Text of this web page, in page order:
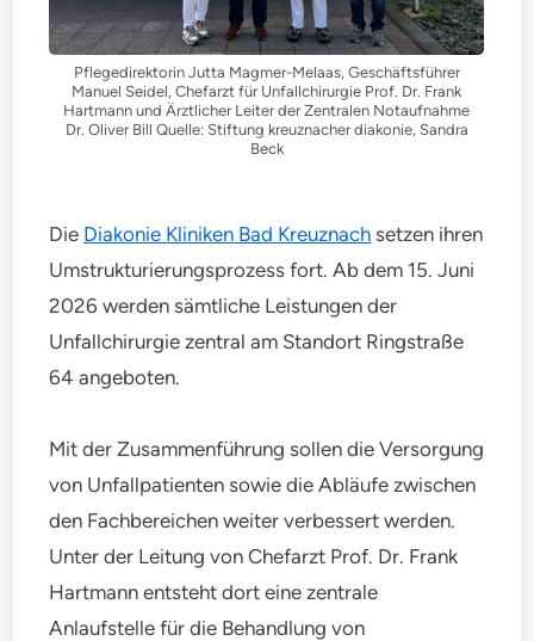
Pflegedirektorin Jutta Magmer-Melaas, Geschäftsführer
Manuel Seidel, Chefarzt für Unfallchirurgie Prof. Dr. Frank
Hartmann und Ärztlicher Leiter der Zentralen Notaufnahme
Dr. Oliver Bill Quelle: Stiftung kreuznacher diakonie, Sandra
Beck
Die Diakonie Kliniken Bad Kreuznach setzen ihren
Umstrukturierungsprozess fort. Ab dem 15. Juni
2026 werden sämtliche Leistungen der
Unfallchirurgie zentral am Standort Ringstraße
64 angeboten.
Mit der Zusammenführung sollen die Versorgung
von Unfallpatienten sowie die Abläufe zwischen
den Fachbereichen weiter verbessert werden.
Unter der Leitung von Chefarzt Prof. Dr. Frank
Hartmann entsteht dort eine zentrale
Anlaufstelle für die Behandlung von